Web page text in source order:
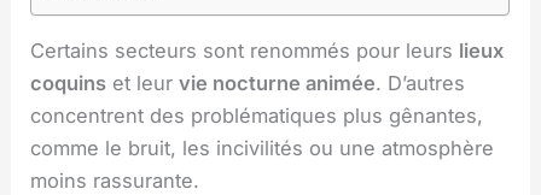
Certains secteurs sont renommés pour leurs lieux
coquins et leurvie nocturne animée. D’autres
concentrent des problématiques plus gênantes,
comme le bruit, les incivilités ou une atmosphère
moins rassurante.